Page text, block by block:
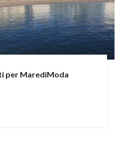
per MarediModa